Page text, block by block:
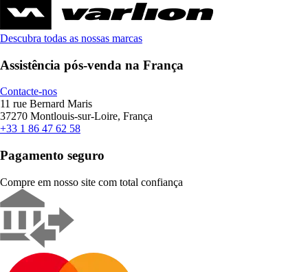
Descubra todas as nossas marcas
Assistência pós-venda na França
Contacte-nos
11 rue Bernard Maris
37270 Montlouis-sur-Loire, França
+33 1 86 47 62 58
Pagamento seguro
Compre em nosso site com total confiança